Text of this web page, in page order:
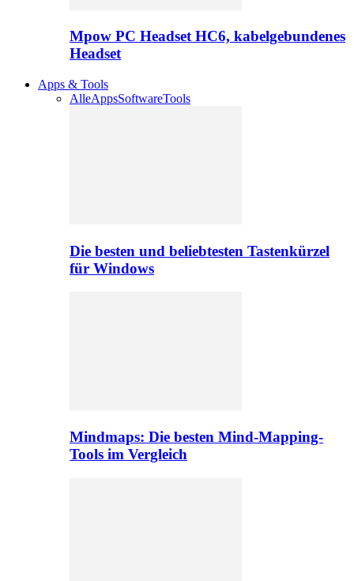
Mpow PC Headset HC6, kabelgebundenes
Headset
Apps & Tools
AlleAppsSoftwareTools
Die besten und beliebtesten Tastenkürzel
für Windows
Mindmaps: Die besten Mind-Mapping-
Tools im Vergleich